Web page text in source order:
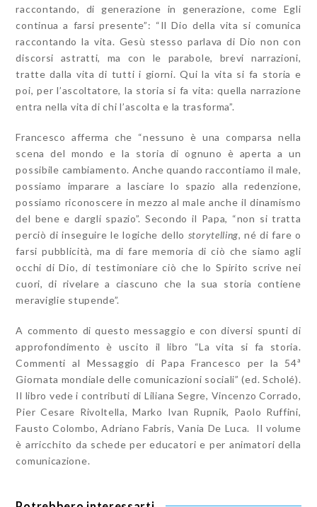
raccontando, di generazione in generazione, come Egli
continua a farsi presente”: “Il Dio della vita si comunica
raccontando la vita. Gesù stesso parlava di Dio non con
discorsi astratti, ma con le parabole, brevi narrazioni,
tratte dalla vita di tutti i giorni. Qui la vita si fa storia e
poi, per l’ascoltatore, la storia si fa vita: quella narrazione
entra nella vita di chi l’ascolta e la trasforma”.
Francesco afferma che “nessuno è una comparsa nella
scena del mondo e la storia di ognuno è aperta a un
possibile cambiamento. Anche quando raccontiamo il male,
possiamo imparare a lasciare lo spazio alla redenzione,
possiamo riconoscere in mezzo al male anche il dinamismo
del bene e dargli spazio”. Secondo il Papa, “non si tratta
perciò di inseguire le logiche dello storytelling, né di fare o
farsi pubblicità, ma di fare memoria di ciò che siamo agli
occhi di Dio, di testimoniare ciò che lo Spirito scrive nei
cuori, di rivelare a ciascuno che la sua storia contiene
meraviglie stupende”.
A commento di questo messaggio e con diversi spunti di
approfondimento è uscito il libro “La vita si fa storia.
Commenti al Messaggio di Papa Francesco per la 54ª
Giornata mondiale delle comunicazioni sociali” (ed. Scholé).
Il libro vede i contributi di Liliana Segre, Vincenzo Corrado,
Pier Cesare Rivoltella, Marko Ivan Rupnik, Paolo Ruffini,
Fausto Colombo, Adriano Fabris, Vania De Luca. Il volume
è arricchito da schede per educatori e per animatori della
comunicazione.